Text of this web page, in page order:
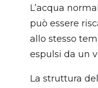
L’acqua
può essere
allo stesso
espulsi da un
La struttura